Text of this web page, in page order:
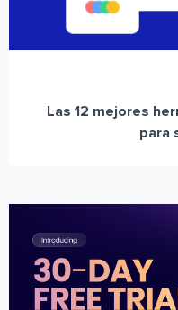
Las 12 mejores
para